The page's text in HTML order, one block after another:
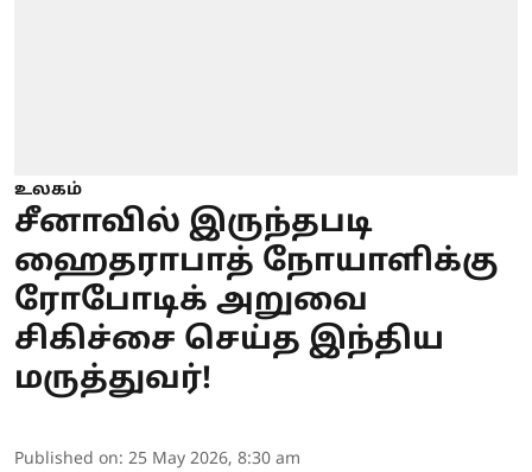
உலகம்
சீனாவில் இருந்தபடி
ஹைதராபாத் நோயாளிக்கு
ரோபோடிக் அறுவை
சிகிச்சை செய்த இந்திய
மருத்துவர்!
Published on: 25 May 2026, 8:30 am